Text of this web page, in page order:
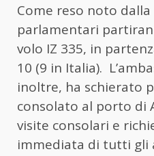
Come reso noto
parlamentari
volo IZ 335, in
10 (9 in Italia).
inoltre, ha schierato
consolato al porto di
visite consolari e
immediata di tutti